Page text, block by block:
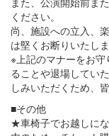
ください。
尚、施設への立入、
は堅くお断りいたしま
※上記のマナーをお
ることや退場してい
しみいただくため、
■その他
★車椅子でお越しに